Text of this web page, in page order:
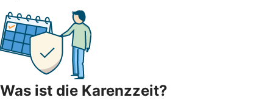
Was ist die Karenzzeit?